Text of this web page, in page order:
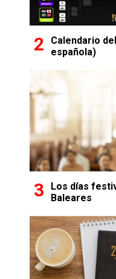
Calendario
española)
Los días
Baleares